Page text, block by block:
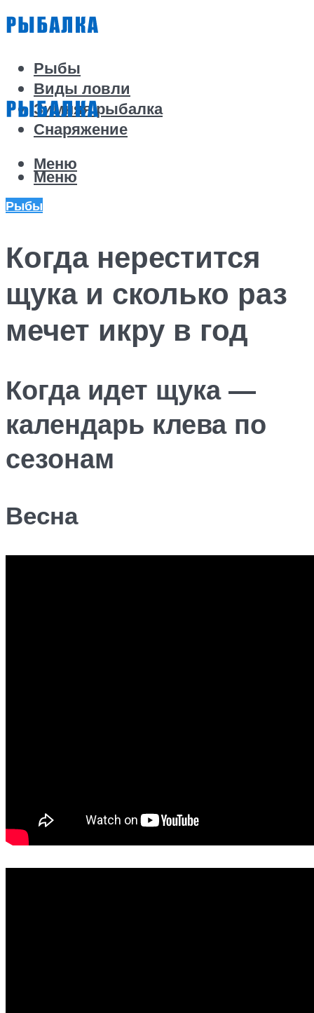
Рыбы
Виды ловли
Зимняя рыбалка
Снаряжение
Меню
Меню
Рыбы
Когда нерестится
щука и сколько раз
мечет икру в год
Когда идет щука —
календарь клева по
сезонам
Весна